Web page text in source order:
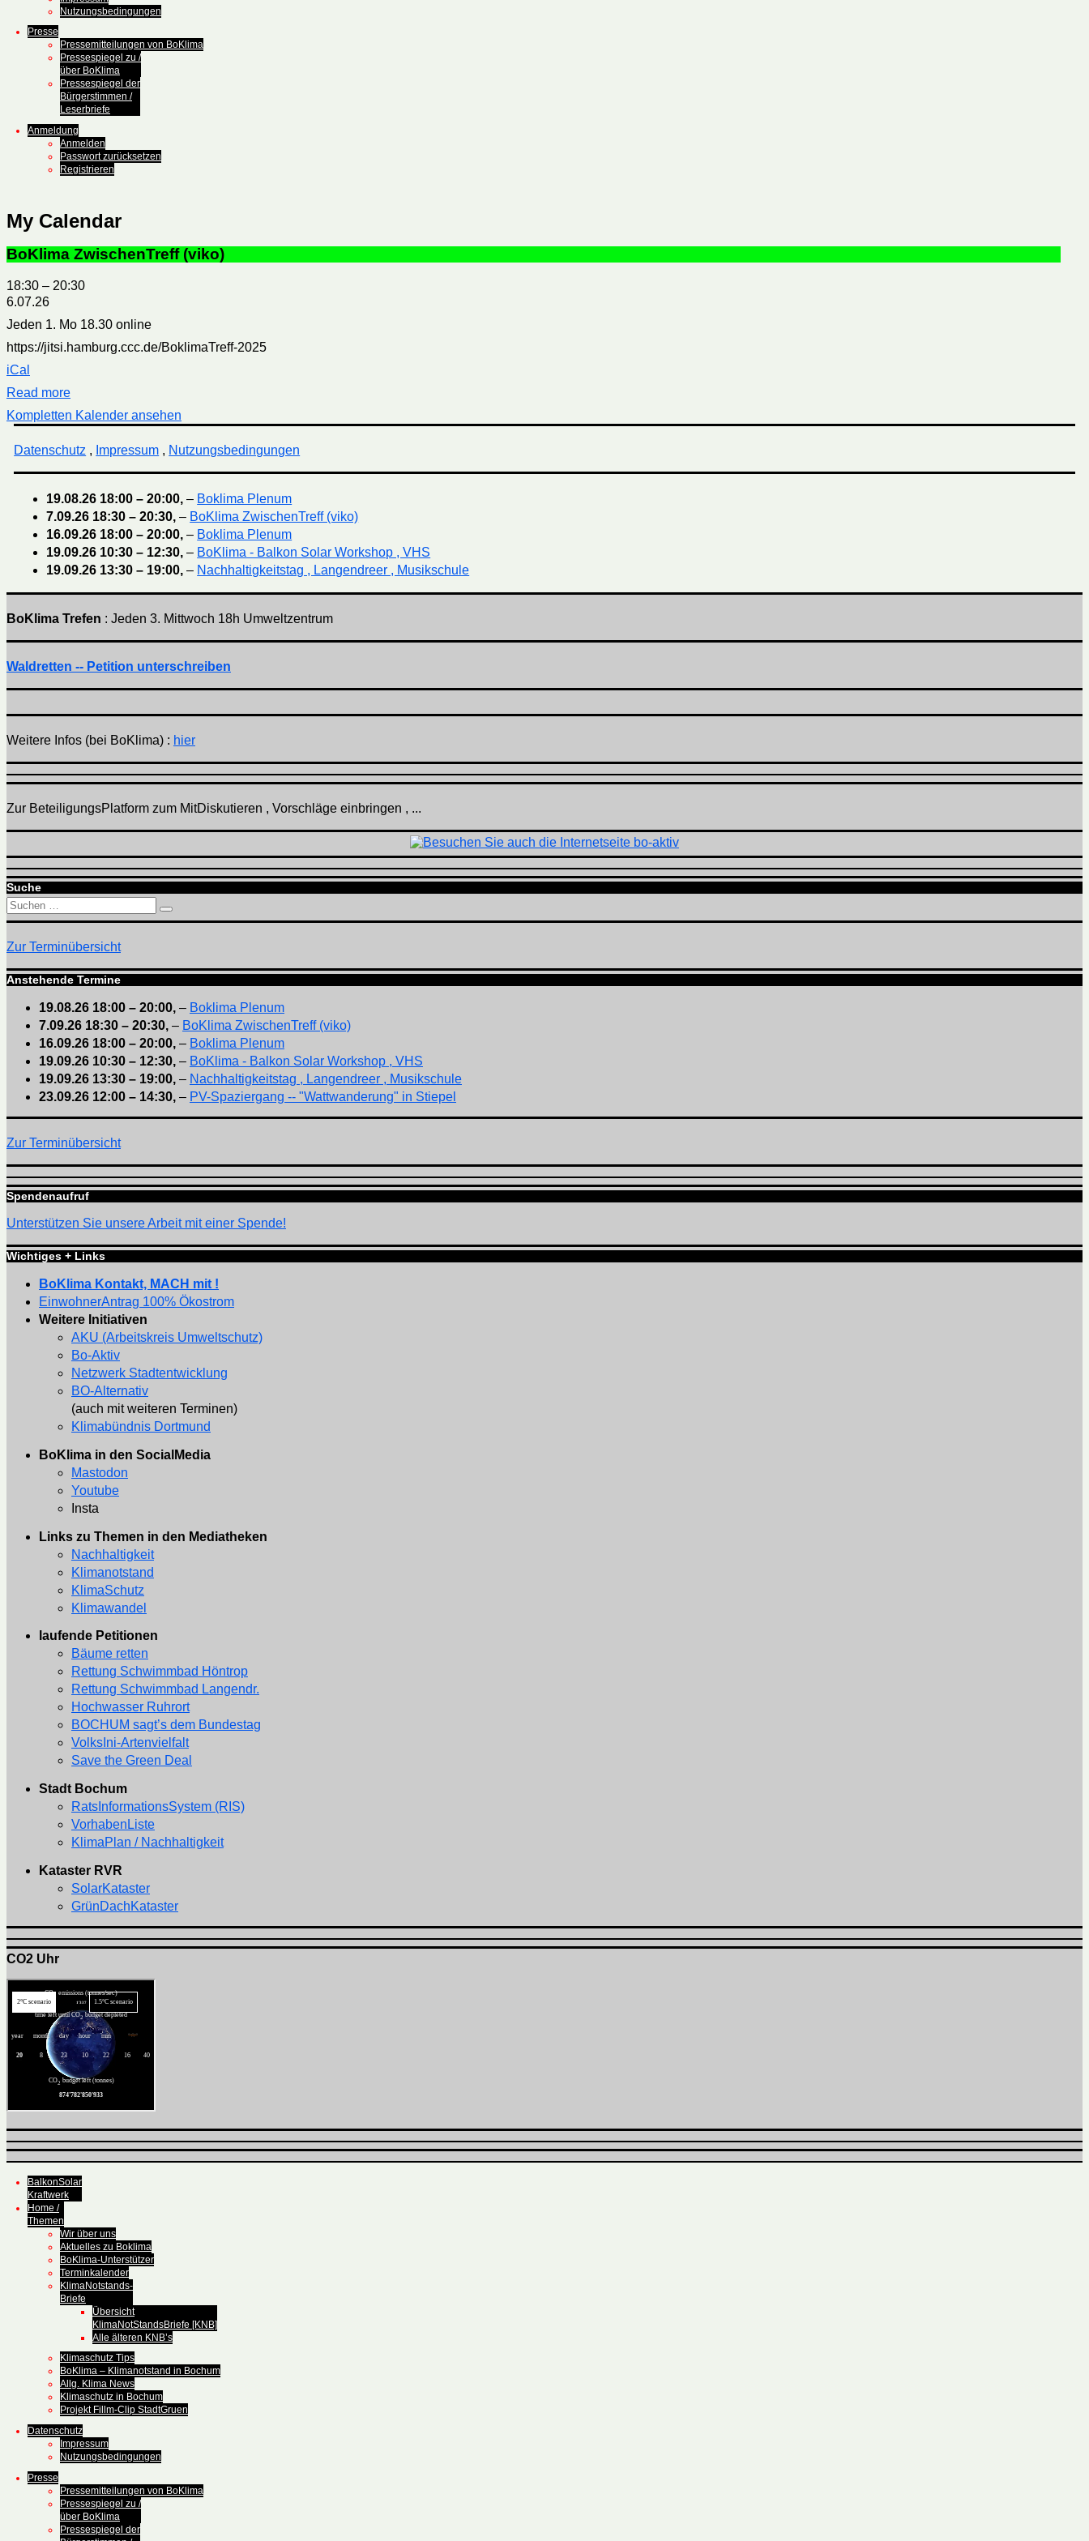
Nutzungsbedingungen
Presse
Pressemitteilungen von BoKlima
Pressespiegel zu /
über BoKlima
Pressespiegel der
Bürgerstimmen /
Leserbriefe
Anmeldung
Anmelden
Passwort zurücksetzen
Registrieren
My Calendar
BoKlima ZwischenTreff (viko)
18:30 – 20:30
6.07.26
Jeden 1. Mo 18.30 online
https://jitsi.hamburg.ccc.de/BoklimaTreff-2025
iCal
Read more
Kompletten Kalender ansehen
Datenschutz , Impressum , Nutzungsbedingungen
19.08.26 18:00 – 20:00,– Boklima Plenum
7.09.26 18:30 – 20:30,– BoKlima ZwischenTreff (viko)
16.09.26 18:00 – 20:00,– Boklima Plenum
19.09.26 10:30 – 12:30,– BoKlima - Balkon Solar Workshop , VHS
19.09.26 13:30 – 19:00,– Nachhaltigkeitstag , Langendreer , Musikschule
BoKlima Trefen : Jeden 3. Mittwoch 18h Umweltzentrum
Waldretten -- Petition unterschreiben
Weitere Infos (bei BoKlima) : hier
Zur BeteiligungsPlatform zum MitDiskutieren , Vorschläge einbringen , ...
Suche
Suchen
nach:
Suchen
Zur Terminübersicht
Anstehende Termine
19.08.26 18:00 – 20:00, – Boklima Plenum
7.09.26 18:30 – 20:30, – BoKlima ZwischenTreff (viko)
16.09.26 18:00 – 20:00, – Boklima Plenum
19.09.26 10:30 – 12:30, – BoKlima - Balkon Solar Workshop , VHS
19.09.26 13:30 – 19:00, – Nachhaltigkeitstag , Langendreer , Musikschule
23.09.26 12:00 – 14:30, – PV-Spaziergang -- "Wattwanderung" in Stiepel
Zur Terminübersicht
Spendenaufruf
Unterstützen Sie unsere Arbeit mit einer Spende!
Wichtiges + Links
BoKlima Kontakt, MACH mit !
EinwohnerAntrag 100% Ökostrom
Weitere Initiativen
AKU (Arbeitskreis Umweltschutz)
Bo-Aktiv
Netzwerk Stadtentwicklung
BO-Alternativ
(auch mit weiteren Terminen)
Klimabündnis Dortmund
BoKlima in den SocialMedia
Mastodon
Youtube
Insta
Links zu Themen in den Mediatheken
Nachhaltigkeit
Klimanotstand
KlimaSchutz
Klimawandel
laufende Petitionen
Bäume retten
Rettung Schwimmbad Höntrop
Rettung Schwimmbad Langendr.
Hochwasser Ruhrort
BOCHUM sagt’s dem Bundestag
VolksIni-Artenvielfalt
Save the Green Deal
Stadt Bochum
RatsInformationsSystem (RIS)
VorhabenListe
KlimaPlan / Nachhaltigkeit
Kataster RVR
SolarKataster
GrünDachKataster
CO2 Uhr
BalkonSolar
Kraftwerk
Home /
Themen
Wir über uns
Aktuelles zu Boklima
BoKlima-Unterstützer
Terminkalender
KlimaNotstands-
Briefe
Übersicht
KlimaNotStandsBriefe [KNB]
Alle älteren KNB’s
Klimaschutz Tips
BoKlima – Klimanotstand in Bochum
Allg. Klima News
Klimaschutz in Bochum
Projekt Fillm-Clip StadtGruen
Datenschutz
Impressum
Nutzungsbedingungen
Presse
Pressemitteilungen von BoKlima
Pressespiegel zu /
über BoKlima
Pressespiegel der